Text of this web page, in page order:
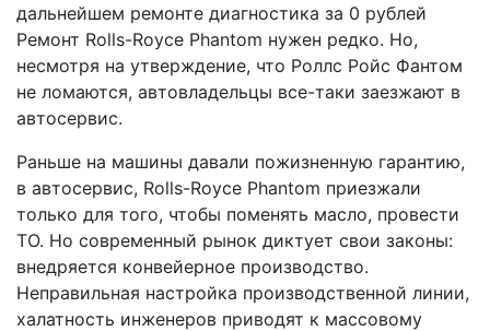
дальнейшем ремонте диагностика за 0 рублей
Ремонт Rolls-Royce Phantom нужен редко. Но,
несмотря на утверждение, что Роллс Ройс Фантом
не ломаются, автовладельцы все-таки заезжают в
автосервис.
Раньше на машины давали пожизненную гарантию,
в автосервис, Rolls-Royce Phantom приезжали
только для того, чтобы поменять масло, провести
ТО. Но современный рынок диктует свои законы:
внедряется конвейерное производство.
Неправильная настройка производственной линии,
халатность инженеров приводят к массовому